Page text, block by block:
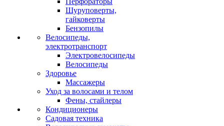
Шуруповерты,
гайковерты
Бензопилы
Велосипеды,
электротранспорт
Электровелосипеды
Велосипеды
Здоровье
Массажеры
Уход за волосами и телом
Фены, стайлеры
Кондиционеры
Садовая техника